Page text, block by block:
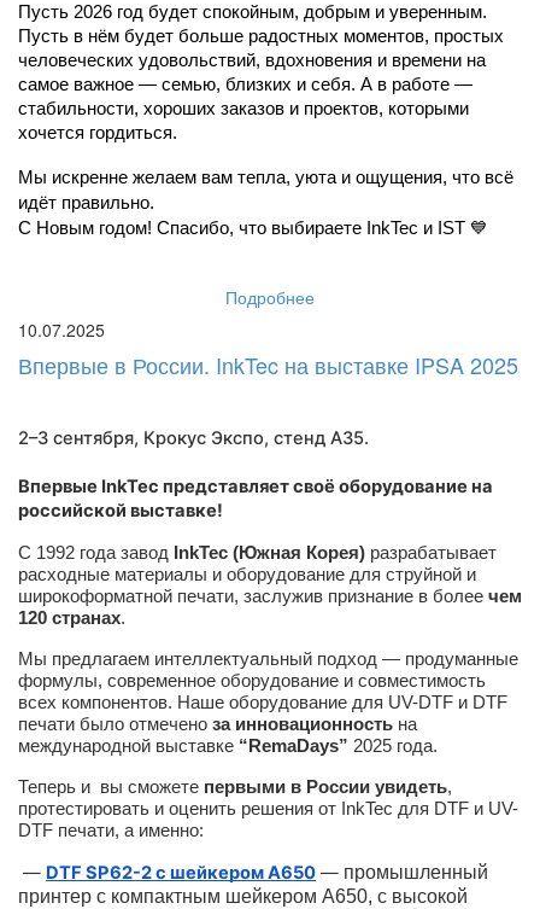
Пусть 2026 год будет спокойным, добрым и уверенным.
Пусть в нём будет больше радостных моментов, простых
человеческих удовольствий, вдохновения и времени на
самое важное — семью, близких и себя. А в работе —
стабильности, хороших заказов и проектов, которыми
хочется гордиться.
Мы искренне желаем вам тепла, уюта и ощущения, что всё
идёт правильно.
С Новым годом! Спасибо, что выбираете InkTec и IST 💙
Подробнее
10.07.2025
Впервые в России. InkTec на выставке IPSA 2025
2–3 сентября, Крокус Экспо, стенд A35.
Впервые InkTec представляет своё оборудование на
российской выставке!
С 1992 года завод InkTec (Южная Корея) разрабатывает
расходные материалы и оборудование для струйной и
широкоформатной печати, заслужив признание в более чем
120 странах.
Мы предлагаем интеллектуальный подход — продуманные
формулы, современное оборудование и совместимость
всех компонентов. Наше оборудование для UV-DTF и DTF
печати было отмечено за инновационность на
международной выставке “RemaDays” 2025 года.
Теперь и вы сможете первыми в России увидеть,
протестировать и оценить решения от InkTec для DTF и UV-
DTF печати, а именно:
— DTF SP62-2 с шейкером A650 — промышленный
принтер с компактным шейкером А650, с высокой